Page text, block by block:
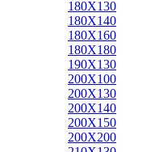
180X130
180X140
180X160
180X180
190X130
200X100
200X130
200X140
200X150
200X200